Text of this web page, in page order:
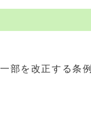
部を改正する条例